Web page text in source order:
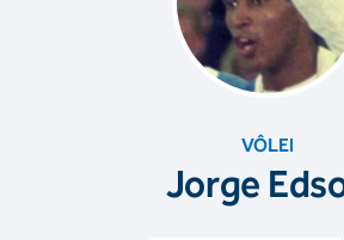
VÔLEI
Jorge